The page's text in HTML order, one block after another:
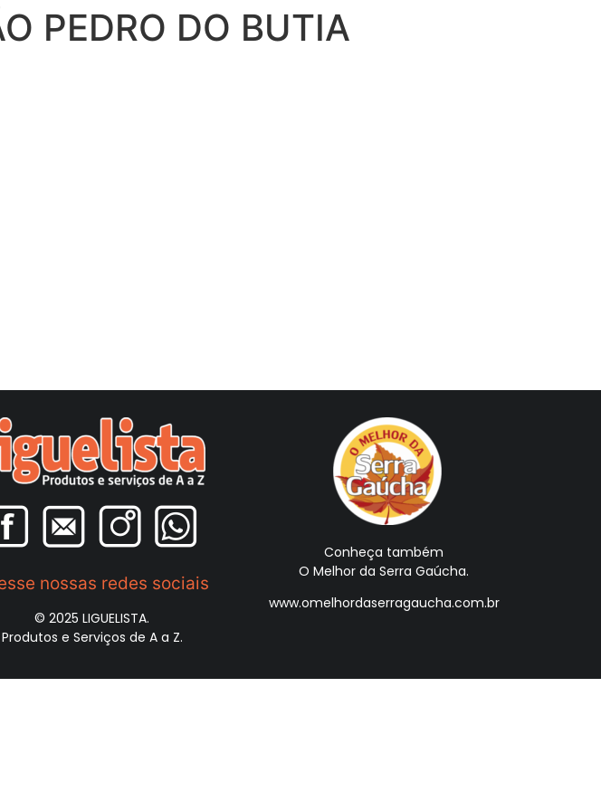
PEDRO DO BUTIA
nossas redes sociais
© 2025 LIGUELISTA.
Produtos e Serviços de A a Z.
Conheça também
O Melhor da Serra Gaúcha.
www.omelhordaserragaucha.com.br